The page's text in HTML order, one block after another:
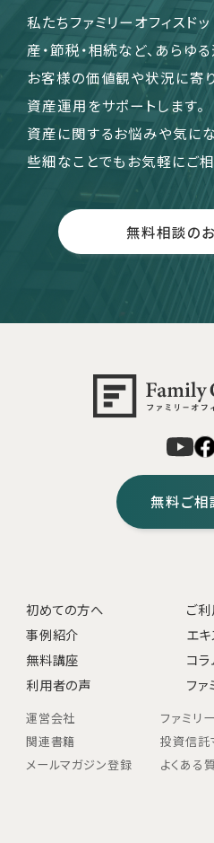
私たちファミリーオフィスド
産・節税・相続など、あらゆ
お客様の価値観や状況に寄
資産運用をサポートします。
資産に関するお悩みや気に
些細なことでもお気軽にご相
無料相談の
無料ご相
初めての方へ
ご
事例紹介
エ
無料講座
コラ
利用者の声
ファ
運営会社
ファミリ
関連書籍
投資信託
メールマガジン登録
よくある